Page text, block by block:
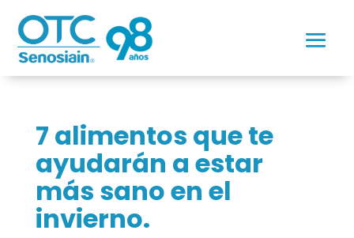
7 alimentos que te
ayudarán a estar
más sano en el
invierno.